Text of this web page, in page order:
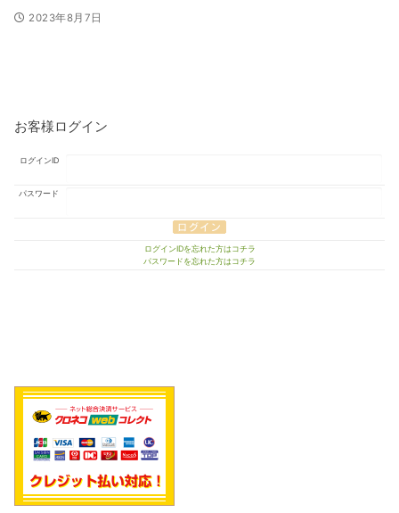
2023年8月7日
お客様ログイン
ログインID
パスワード
ログインIDを忘れた方はコチラ
パスワードを忘れた方はコチラ